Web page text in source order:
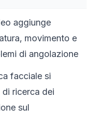
aggiunge
movimento e
di angolazione
facciale si
ricerca dei
sul